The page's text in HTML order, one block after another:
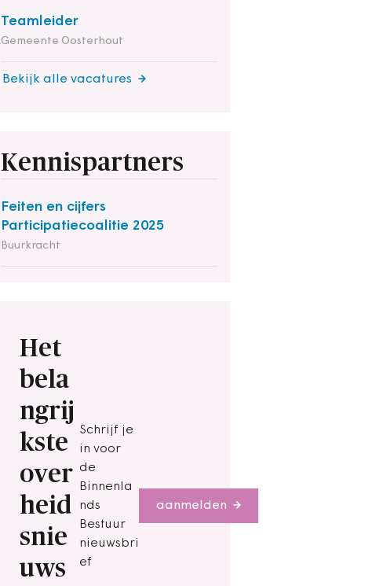
Teamleider
Gemeente Oosterhout
Bekijk alle vacatures
Kennispartners
Feiten en cijfers
Participatiecoalitie 2025
Buurkracht
Het
bela
ngrij
kste
over
heid
snie
uws
Schrijf je
in voor
de
Binnenla
nds
Bestuur
nieuwsbri
ef
aanmelden